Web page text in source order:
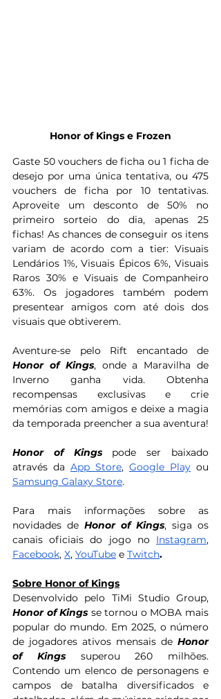
Honor of Kings e Frozen
Gaste 50 vouchers de ficha ou 1 ficha de
desejo por uma única tentativa, ou 475
vouchers de ficha por 10 tentativas.
Aproveite um desconto de 50% no
primeiro sorteio do dia, apenas 25
fichas! As chances de conseguir os itens
variam de acordo com a tier: Visuais
Lendários 1%, Visuais Épicos 6%, Visuais
Raros 30% e Visuais de Companheiro
63%. Os jogadores também podem
presentear amigos com até dois dos
visuais que obtiverem.
Honor of Kings, onde a Maravilha de
Inverno ganha vida. Obtenha
recompensas exclusivas e crie
memórias com amigos e deixe a magia
da temporada preencher a sua aventura!
Honor of Kings pode ser baixado
através da App Store, Google Play
Samsung Galaxy Store.
Para mais informações sobre as
novidades de Honor of Kings, siga os
canais oficiais do jogo no Instagram
Facebook, X, YouTube e Twitch.
Sobre Honor of Kings
Honor of Kings se tornou o MOBA mais
popular do mundo. Em 2025, o número
de jogadores ativos mensais de Honor
of Kings superou 260 milhões.
Contendo um elenco de personagens e
campos de batalha diversificados e